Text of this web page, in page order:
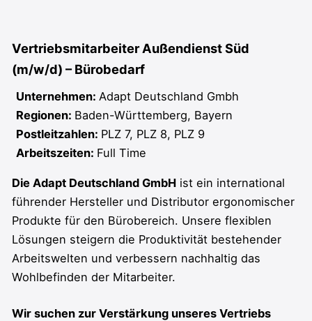
Vertriebsmitarbeiter Außendienst Süd
(m/w/d) – Bürobedarf
Unternehmen: Adapt Deutschland Gmbh
Regionen: Baden-Württemberg Bayern
Postleitzahlen: PLZ 7 PLZ 8 PLZ 9
Arbeitszeiten: Full Time
Die Adapt Deutschland GmbHist ein international
führender Hersteller und Distributor ergonomischer
Produkte für den Bürobereich. Unsere flexiblen
Lösungen steigern die Produktivität bestehender
Arbeitswelten und verbessern nachhaltig das
Wohlbefinden der Mitarbeiter.
Wir suchen zur Verstärkung unseres Vertriebs